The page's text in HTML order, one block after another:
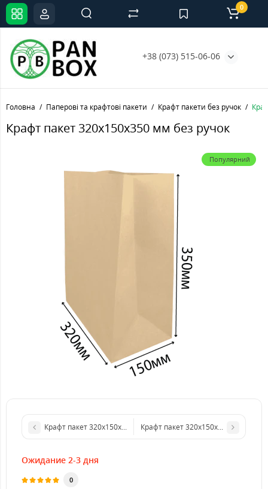
+38 (073) 515-06-06
0
Головна Паперові та крафтові пакети Крафт пакети без ручок
Крафт пакет 320х150х350 мм без ручок
Популярний
Крафт пакет 320х150х300 мм без ручокКрафт пакет 320х150х380 мм без
Ожидание 2-3 дня
0